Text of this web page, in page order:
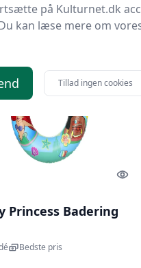
Princess Badering
Bedste pris
på Kulturnet.dk
kan læse mere om
Tillad ingen cookies